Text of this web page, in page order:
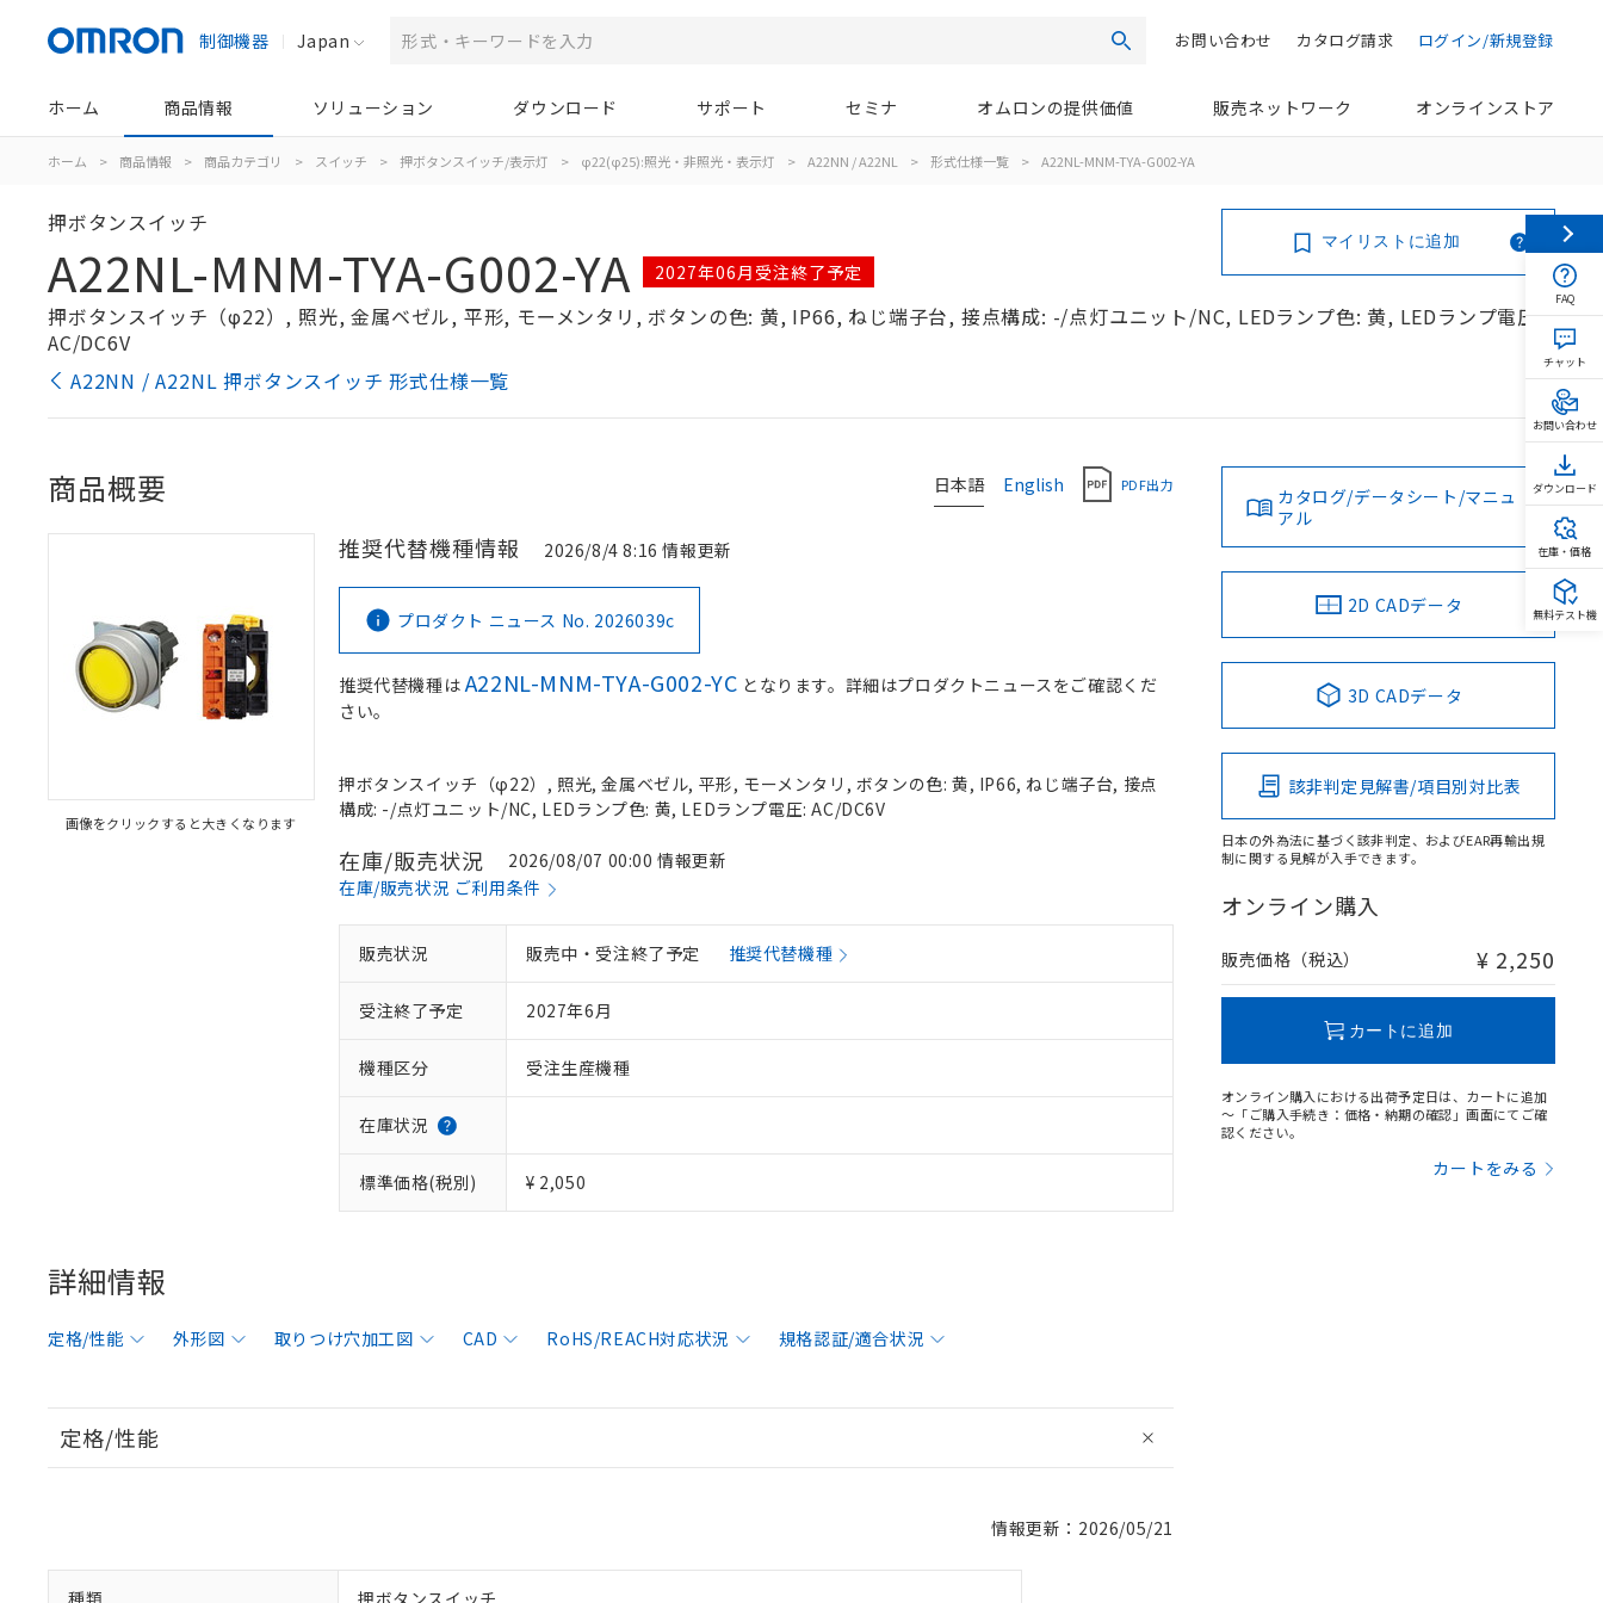
制御機器 Japan 検索 ログイン/新規登録
カタログ請求
お問い合わせ
ホーム 商品情報 ソリューション ダウンロード サポート セミナ オムロンの提供価値 販売ネットワーク オンラインストア
ホーム > 商品情報 > 商品カテゴリ > スイッチ > 押ボタンスイッチ/表示灯 > φ22(φ25):照光・非照光・表示灯 > A22NN / A22NL > 形式仕様一覧 > A22NL-MNM-TYA-G002-YA
押ボタンスイッチ
A22NL-MNM-TYA-G002-YA 2027年06月受注終了予定
押ボタンスイッチ（φ22）, 照光, 金属ベゼル, 平形, モーメンタリ, ボタンの色: 黄, IP66, ねじ端子台, 接点構成: -/点灯ユニット/NC, LEDランプ色: 黄, LEDランプ電圧:
AC/DC6V
A22NN / A22NL 押ボタンスイッチ 形式仕様一覧
マイリストに追加
日本語 English PDF出力
商品概要
画像をクリックすると大きくなります
推奨代替機種情報 2026/8/4 8:16 情報更新
プロダクト ニュース No. 2026039c
推奨代替機種はA22NL-MNM-TYA-G002-YC となります。詳細はプロダクトニュースをご確認くだ
さい。
押ボタンスイッチ（φ22）, 照光, 金属ベゼル, 平形, モーメンタリ, ボタンの色: 黄, IP66, ねじ端子台, 接点
構成: -/点灯ユニット/NC, LEDランプ色: 黄, LEDランプ電圧: AC/DC6V
在庫/販売状況
2026/08/07 00:00 情報更新
在庫/販売状況 ご利用条件
販売状況 販売中・受注終了予定 推奨代替機種
受注終了予定 2027年6月
機種区分 受注生産機種
在庫状況
標準価格(税別) ¥ 2,050
詳細情報
定格/性能 外形図 取りつけ穴加工図 CAD RoHS/REACH対応状況 規格認証/適合状況
定格/性能
情報更新：2026/05/21
種類 押ボタンスイッチ
カタログ/データシート/マニュ
アル
2D CADデータ
3D CADデータ
該非判定見解書/項目別対比表
日本の外為法に基づく該非判定、およびEAR再輸出規
制に関する見解が入手できます。
オンライン購入
販売価格（税込） ¥ 2,250
カートに追加
オンライン購入における出荷予定日は、カートに追加
～「ご購入手続き：価格・納期の確認」画面にてご確
認ください。
カートをみる
FAQ
チャット
お問い合わせ
ダウンロード
在庫・価格
無料テスト機